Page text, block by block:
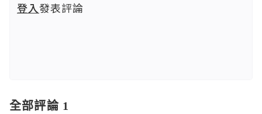
登入發表評論
全部評論 1